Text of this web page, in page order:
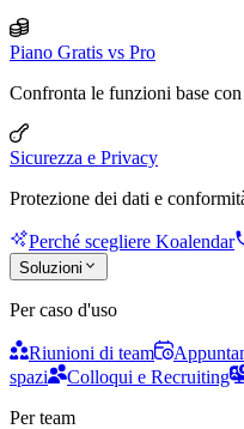
Piano Gratis vs Pro
Confronta le funzioni base
Sicurezza e Privacy
Protezione dei dati e
Perché scegliere Koalendar
Soluzioni
Per caso d'uso
Riunioni di team
spazi
Colloqui e Recruiting
Per team